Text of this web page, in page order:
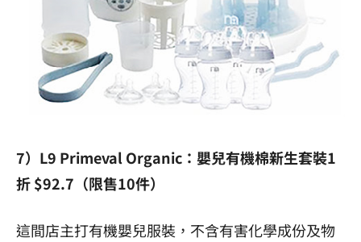
7）L9 Primeval Organic：嬰兒有機棉新生套裝1
折 $92.7（限售10件）
這間店主打有機嬰兒服裝，不含有害化學成份及物